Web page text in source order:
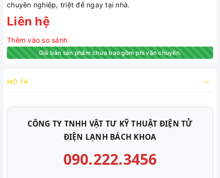
chuyên nghiệp, triệt để ngay tại nhà.
Liên hệ
Thêm vào so sánh
Giá bán sản phẩm chưa bao gồm phí vận chuyển.
MÔ TẢ
CÔNG TY TNHH VẬT TƯ KỸ THUẬT ĐIỆN TỬ
ĐIỆN LẠNH BÁCH KHOA
090.222.3456